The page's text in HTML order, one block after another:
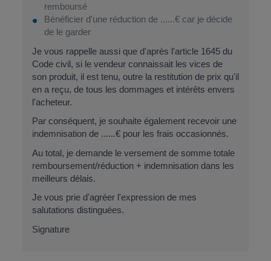
remboursé
Bénéficier d'une réduction de ......€car je décide
de le garder
Je vous rappelle aussi que d'après l'article 1645 du
Code civil, si le vendeur connaissait les vices de
son produit, il est tenu, outre la restitution de prix qu'il
en a reçu, de tous les dommages et intérêts envers
l'acheteur.
Par conséquent, je souhaite également recevoir une
indemnisation de ......€pour les frais occasionnés.
Au total, je demande le versement de somme totale
remboursement/réduction + indemnisationdans les
meilleurs délais.
Je vous prie d'agréer l'expression de mes
salutations distinguées.
Signature